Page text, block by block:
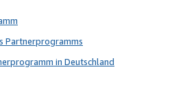
Partnerprogramms
in Deutschland